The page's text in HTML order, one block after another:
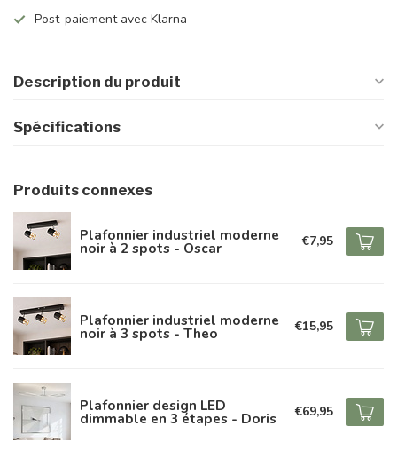
Post-paiement avec Klarna
Description du produit
Spécifications
Produits connexes
Plafonnier industriel moderne
noir à 2 spots - Oscar €7,95
Plafonnier industriel moderne
noir à 3 spots - Theo €15,95
Plafonnier design LED
dimmable en 3 étapes - Doris €69,95